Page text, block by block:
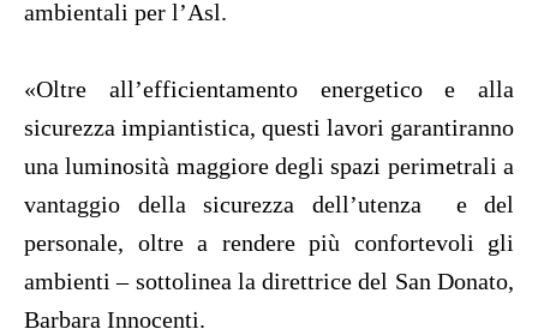
ambientali per l’Asl.
«Oltre all’efficientamento energetico e alla
sicurezza impiantistica, questi lavori garantiranno
una luminosità maggiore degli spazi perimetrali a
vantaggio della sicurezza dell’utenza e del
personale, oltre a rendere più confortevoli gli
ambienti – sottolinea la direttrice del San Donato,
Barbara Innocenti.